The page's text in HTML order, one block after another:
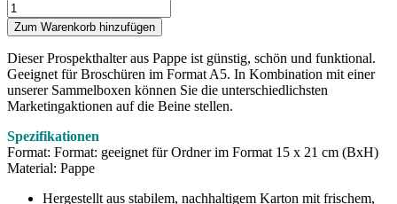
Zum Warenkorb hinzufügen
Dieser Prospekthalter aus Pappe ist günstig, schön und funktional.
Geeignet für Broschüren im Format A5. In Kombination mit einer
unserer Sammelboxen können Sie die unterschiedlichsten
Marketingaktionen auf die Beine stellen.
Spezifikationen
Format: Format: geeignet für Ordner im Format 15 x 21 cm (BxH)
Material: Pappe
Hergestellt aus stabilem, nachhaltigem Karton mit frischem,